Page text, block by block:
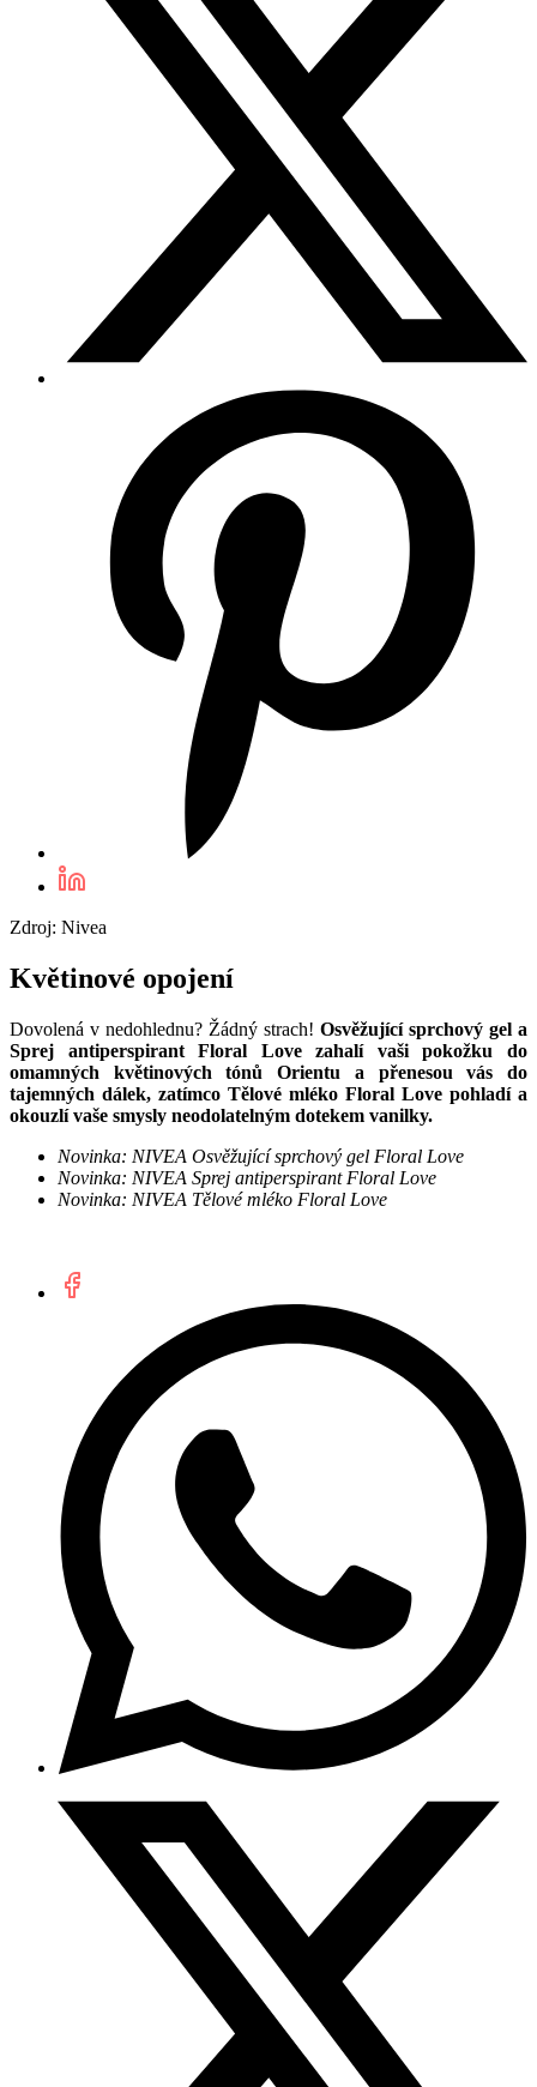
Zdroj: Nivea
Květinové opojení
Dovolená v nedohlednu? Žádný strach! Osvěžující sprchový gel a
Sprej antiperspirant Floral Love zahalí vaši pokožku do
omamných květinových tónů Orientu a přenesou vás do
tajemných dálek, zatímco Tělové mléko Floral Love pohladí a
okouzlí vaše smysly neodolatelným dotekem vanilky.
Novinka: NIVEA Osvěžující sprchový gel Floral Love
Novinka: NIVEA Sprej antiperspirant Floral Love
Novinka: NIVEA Tělové mléko Floral Love